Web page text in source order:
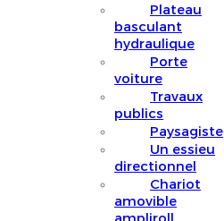
Plateau
basculant
hydraulique
Porte
voiture
Travaux
publics
Paysagiste
Un essieu
directionnel
Chariot
amovible
ampliroll